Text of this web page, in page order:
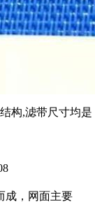
构,滤带尺寸均是
成，网面主要